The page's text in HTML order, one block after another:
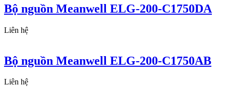
Bộ nguồn Meanwell ELG-200-C1750DA
Liên hệ
Bộ nguồn Meanwell ELG-200-C1750AB
Liên hệ